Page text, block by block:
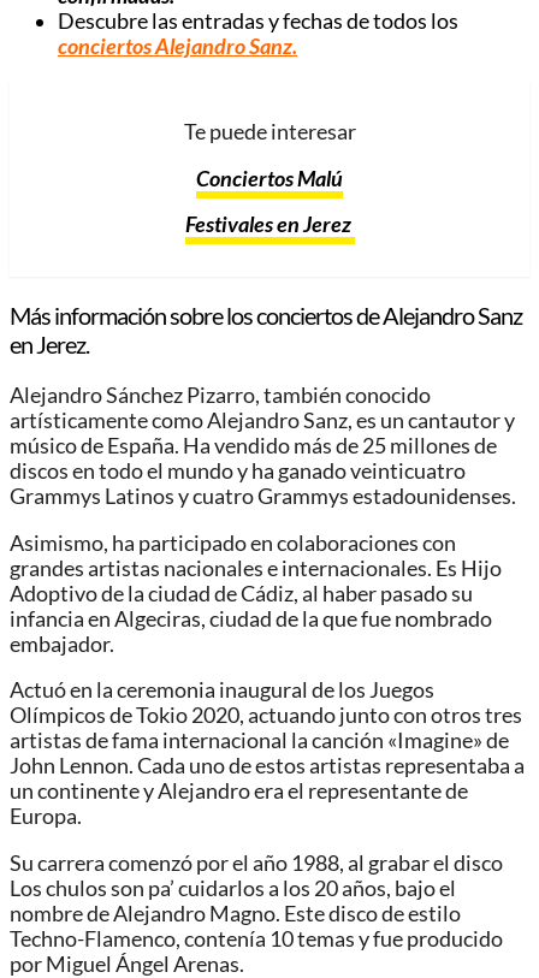
Descubre las entradas y fechas de todos los
conciertos Alejandro Sanz.
Te puede interesar
Conciertos Malú
Festivales en Jerez
Más información sobre los conciertos de Alejandro Sanz
en Jerez.
Alejandro Sánchez Pizarro, también conocido
artísticamente como Alejandro Sanz, es un cantautor y
músico de España. Ha vendido más de 25 millones de
discos en todo el mundo y ha ganado veinticuatro
Grammys Latinos y cuatro Grammys estadounidenses.
Asimismo, ha participado en colaboraciones con
grandes artistas nacionales e internacionales. Es Hijo
Adoptivo de la ciudad de Cádiz, al haber pasado su
infancia en Algeciras, ciudad de la que fue nombrado
embajador.
Actuó en la ceremonia inaugural de los Juegos
Olímpicos de Tokio 2020, actuando junto con otros tres
artistas de fama internacional la canción «Imagine» de
John Lennon. Cada uno de estos artistas representaba a
un continente y Alejandro era el representante de
Europa.
Su carrera comenzó por el año 1988, al grabar el disco
Los chulos son pa’ cuidarlos a los 20 años, bajo el
nombre de Alejandro Magno. Este disco de estilo
Techno-Flamenco, contenía 10 temas y fue producido
por Miguel Ángel Arenas.